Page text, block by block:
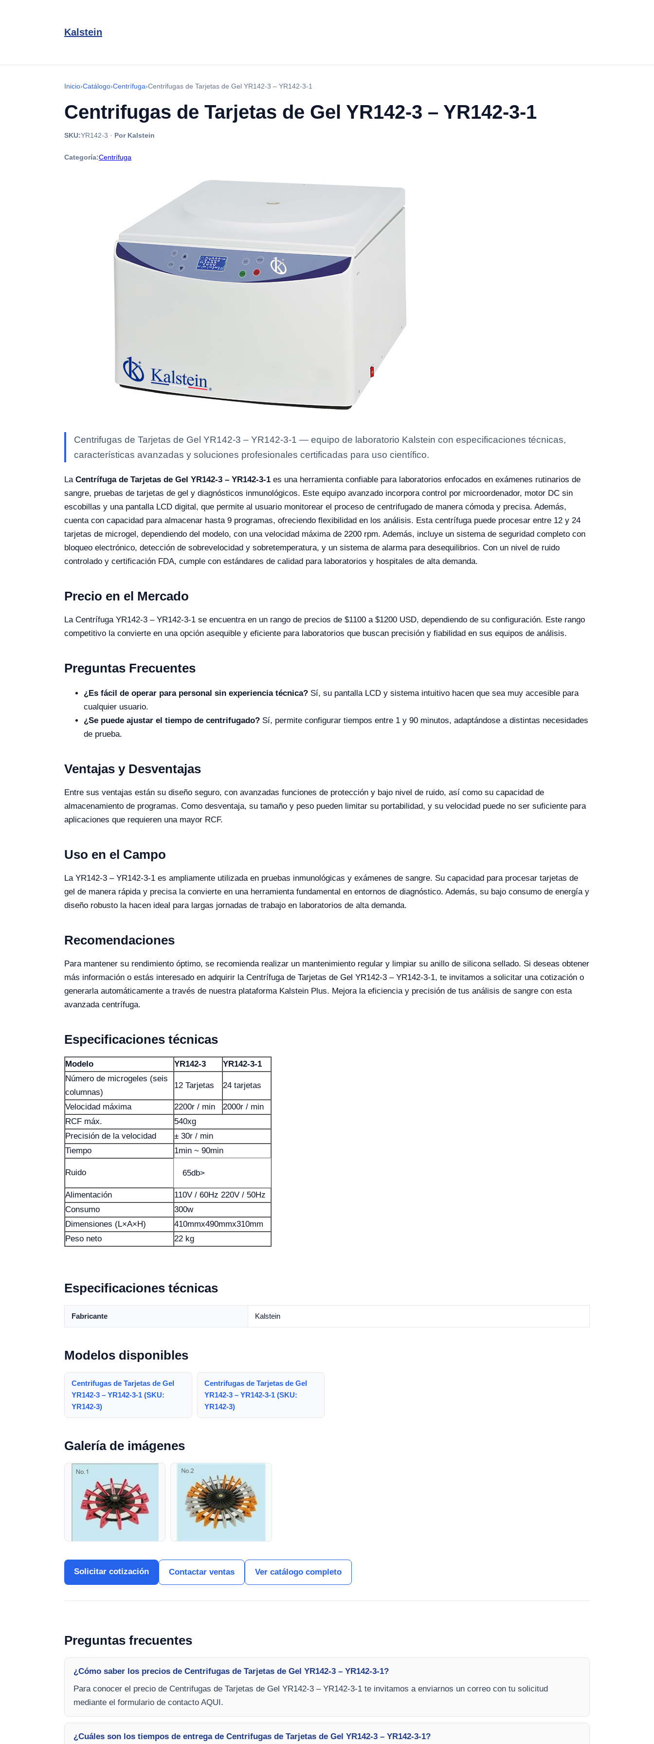
Kalstein
Inicio›Catálogo›Centrífuga›Centrifugas de Tarjetas de Gel YR142-3 – YR142-3-1
Centrifugas de Tarjetas de Gel YR142-3 – YR142-3-1
SKU:YR142-3 · Por Kalstein
Categoría:Centrífuga
Centrifugas de Tarjetas de Gel YR142-3 – YR142-3-1 — equipo de laboratorio Kalstein con especificaciones técnicas,
características avanzadas y soluciones profesionales certificadas para uso científico.
La Centrífuga de Tarjetas de Gel YR142-3 – YR142-3-1 es una herramienta confiable para laboratorios enfocados en exámenes rutinarios de
sangre, pruebas de tarjetas de gel y diagnósticos inmunológicos. Este equipo avanzado incorpora control por microordenador, motor DC sin
escobillas y una pantalla LCD digital, que permite al usuario monitorear el proceso de centrifugado de manera cómoda y precisa. Además,
cuenta con capacidad para almacenar hasta 9 programas, ofreciendo flexibilidad en los análisis. Esta centrífuga puede procesar entre 12 y 24
tarjetas de microgel, dependiendo del modelo, con una velocidad máxima de 2200 rpm. Además, incluye un sistema de seguridad completo con
bloqueo electrónico, detección de sobrevelocidad y sobretemperatura, y un sistema de alarma para desequilibrios. Con un nivel de ruido
controlado y certificación FDA, cumple con estándares de calidad para laboratorios y hospitales de alta demanda.
Precio en el Mercado
La Centrífuga YR142-3 – YR142-3-1 se encuentra en un rango de precios de $1100 a $1200 USD, dependiendo de su configuración. Este rango
competitivo la convierte en una opción asequible y eficiente para laboratorios que buscan precisión y fiabilidad en sus equipos de análisis.
Preguntas Frecuentes
¿Es fácil de operar para personal sin experiencia técnica? Sí, su pantalla LCD y sistema intuitivo hacen que sea muy accesible para
cualquier usuario.
¿Se puede ajustar el tiempo de centrifugado? Sí, permite configurar tiempos entre 1 y 90 minutos, adaptándose a distintas necesidades
de prueba.
Ventajas y Desventajas
Entre sus ventajas están su diseño seguro, con avanzadas funciones de protección y bajo nivel de ruido, así como su capacidad de
almacenamiento de programas. Como desventaja, su tamaño y peso pueden limitar su portabilidad, y su velocidad puede no ser suficiente para
aplicaciones que requieren una mayor RCF.
Uso en el Campo
La YR142-3 – YR142-3-1 es ampliamente utilizada en pruebas inmunológicas y exámenes de sangre. Su capacidad para procesar tarjetas de
gel de manera rápida y precisa la convierte en una herramienta fundamental en entornos de diagnóstico. Además, su bajo consumo de energía y
diseño robusto la hacen ideal para largas jornadas de trabajo en laboratorios de alta demanda.
Recomendaciones
Para mantener su rendimiento óptimo, se recomienda realizar un mantenimiento regular y limpiar su anillo de silicona sellado. Si deseas obtener
más información o estás interesado en adquirir la Centrífuga de Tarjetas de Gel YR142-3 – YR142-3-1, te invitamos a solicitar una cotización o
generarla automáticamente a través de nuestra plataforma Kalstein Plus. Mejora la eficiencia y precisión de tus análisis de sangre con esta
avanzada centrífuga.
Especificaciones técnicas
Modelo YR142-3
YR142-3-1
Número de microgeles (seis
columnas)
12 Tarjetas 24 tarjetas
Velocidad máxima 2200r / min
2000r / min
RCF máx.
540xg
Precisión de la velocidad
± 30r / min
Tiempo
1min ~ 90min
Ruido 65db>
Alimentación
110V / 60Hz 220V / 50Hz
Consumo
300w
Dimensiones (L×A×H)
410mmx490mmx310mm
Peso neto
22 kg
Especificaciones técnicas
Fabricante Kalstein
Modelos disponibles
Centrifugas de Tarjetas de Gel
YR142-3 – YR142-3-1 (SKU:
YR142-3)
Centrifugas de Tarjetas de Gel
YR142-3 – YR142-3-1 (SKU:
YR142-3)
Galería de imágenes
Solicitar cotización Contactar ventas Ver catálogo completo
Preguntas frecuentes
¿Cómo saber los precios de Centrifugas de Tarjetas de Gel YR142-3 – YR142-3-1?
Para conocer el precio de Centrifugas de Tarjetas de Gel YR142-3 – YR142-3-1 te invitamos a enviarnos un correo con tu solicitud
mediante el formulario de contacto AQUI.
¿Cuáles son los tiempos de entrega de Centrifugas de Tarjetas de Gel YR142-3 – YR142-3-1?